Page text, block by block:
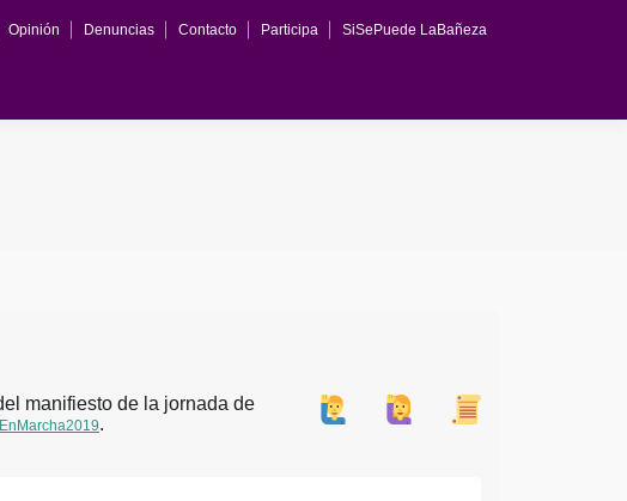
Opinión Denuncias Contacto Participa SiSePuede LaBañeza
EnMarcha2019.